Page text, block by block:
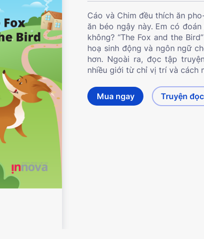
Cáo và Chim đều thích ăn
ăn béo ngậy này. Em có
không? “The Fox and the
hoạ sinh động và ngôn ngữ
hơn. Ngoài ra, đọc tập
nhiều giới từ chỉ vị trí và cách
Mua ngay Truyện đọc